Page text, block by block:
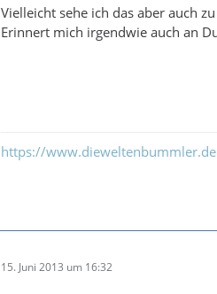
Vielleicht sehe ich das aber auch
Erinnert mich irgendwie auch an
https://www.dieweltenbummler.de
15. Juni 2013 um 16:32